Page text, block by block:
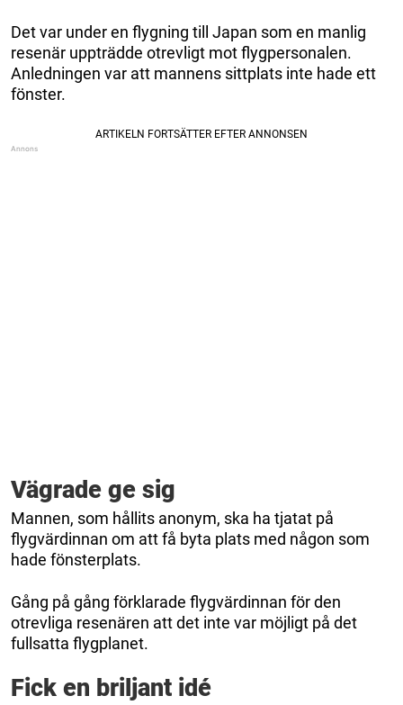
Det var under en flygning till Japan som en manlig
resenär uppträdde otrevligt mot flygpersonalen.
Anledningen var att mannens sittplats inte hade ett
fönster.
Vägrade ge sig
Mannen, som hållits anonym, ska ha tjatat på
flygvärdinnan om att få byta plats med någon som
hade fönsterplats.
Gång på gång förklarade flygvärdinnan för den
otrevliga resenären att det inte var möjligt på det
fullsatta flygplanet.
Fick en briljant idé